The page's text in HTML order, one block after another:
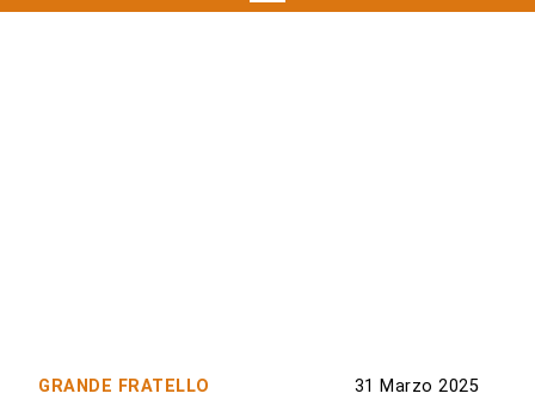
GRANDE FRATELLO 31 Marzo 2025